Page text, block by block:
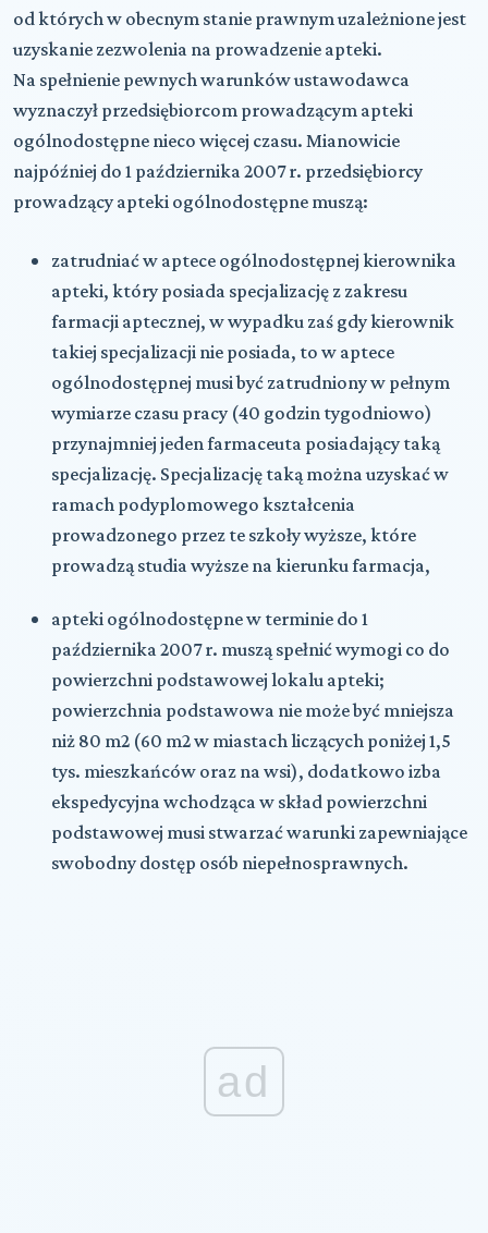
od których w obecnym stanie prawnym uzależnione jest
uzyskanie zezwolenia na prowadzenie apteki.
Na spełnienie pewnych warunków ustawodawca
wyznaczył przedsiębiorcom prowadzącym apteki
ogólnodostępne nieco więcej czasu. Mianowicie
najpóźniej do 1 października 2007 r. przedsiębiorcy
prowadzący apteki ogólnodostępne muszą:
zatrudniać w aptece ogólnodostępnej kierownika
apteki, który posiada specjalizację z zakresu
farmacji aptecznej, w wypadku zaś gdy kierownik
takiej specjalizacji nie posiada, to w aptece
ogólnodostępnej musi być zatrudniony w pełnym
wymiarze czasu pracy (40 godzin tygodniowo)
przynajmniej jeden farmaceuta posiadający taką
specjalizację. Specjalizację taką można uzyskać w
ramach podyplomowego kształcenia
prowadzonego przez te szkoły wyższe, które
prowadzą studia wyższe na kierunku farmacja,
apteki ogólnodostępne w terminie do 1
października 2007 r. muszą spełnić wymogi co do
powierzchni podstawowej lokalu apteki;
powierzchnia podstawowa nie może być mniejsza
niż 80 m2 (60 m2 w miastach liczących poniżej 1,5
tys. mieszkańców oraz na wsi), dodatkowo izba
ekspedycyjna wchodząca w skład powierzchni
podstawowej musi stwarzać warunki zapewniające
swobodny dostęp osób niepełnosprawnych.
ad